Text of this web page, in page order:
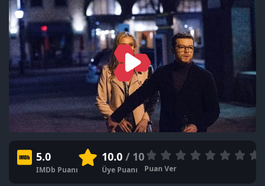
5.0
IMDb Puanı
10.0/ 10
Üye Puanı Puan Ver